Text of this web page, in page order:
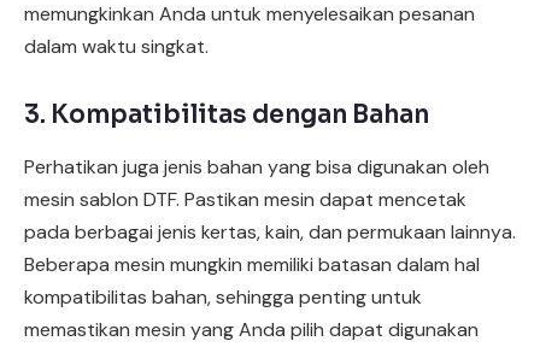
memungkinkan Anda untuk menyelesaikan pesanan
dalam waktu singkat.
3. Kompatibilitas dengan Bahan
Perhatikan juga jenis bahan yang bisa digunakan oleh
mesin sablon DTF. Pastikan mesin dapat mencetak
pada berbagai jenis kertas, kain, dan permukaan lainnya.
Beberapa mesin mungkin memiliki batasan dalam hal
kompatibilitas bahan, sehingga penting untuk
memastikan mesin yang Anda pilih dapat digunakan